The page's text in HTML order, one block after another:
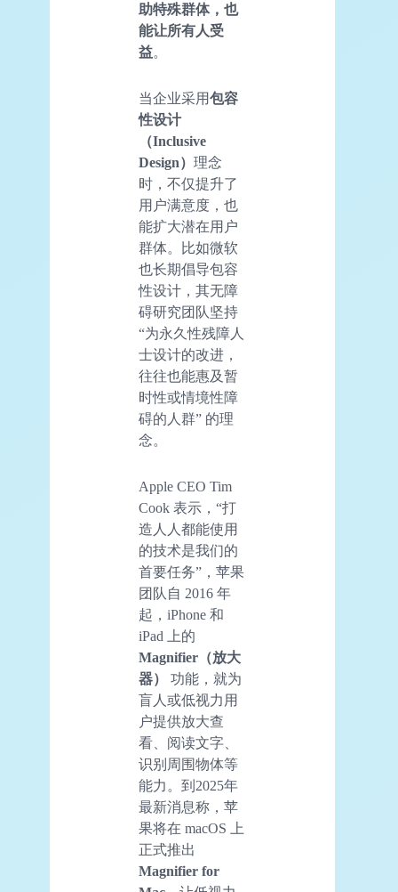
助特殊群体，也
能让所有人受
益。
当企业采用包容
性设计
（Inclusive
Design） 理念
时，不仅提升了
用户满意度，也
能扩大潜在用户
群体。比如微软
也长期倡导包容
性设计，其无障
碍研究团队坚持
“为永久性残障人
士设计的改进，
往往也能惠及暂
时性或情境性障
碍的人群” 的理
念。
Apple CEO Tim
Cook 表示，“打
造人人都能使用
的技术是我们的
首要任务”，苹果
团队自 2016 年
起，iPhone 和
iPad 上的
Magnifier（放大
器）
功能，就为
盲人或低视力用
户提供放大查
看、阅读文字、
识别周围物体等
能力。到2025年
最新消息称，苹
果将在 macOS 上
正式推出
Magnifier for